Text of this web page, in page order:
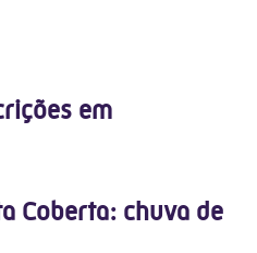
em
Coberta: chuva de